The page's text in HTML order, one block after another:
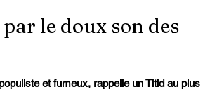
le doux son des
et fumeux, rappelle un Titid au plus